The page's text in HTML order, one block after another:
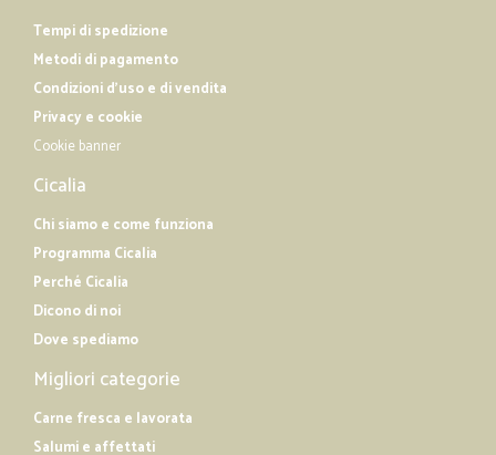
Tempi di spedizione
Metodi di pagamento
Condizioni d'uso e di vendita
Privacy e cookie
Cookie banner
Cicalia
Chi siamo e come funziona
Programma Cicalia
Perché Cicalia
Dicono di noi
Dove spediamo
Migliori categorie
Carne fresca e lavorata
Salumi e affettati